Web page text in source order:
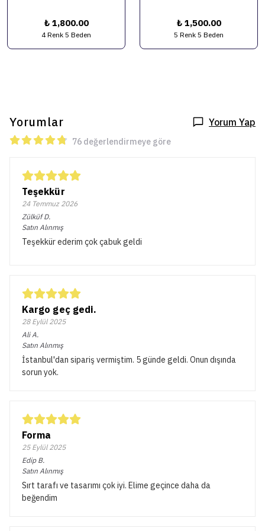
₺ 1,800.00
4 Renk 5 Beden
₺ 1,500.00
5 Renk 5 Beden
Yorumlar Yorum Yap
76 değerlendirmeye göre
Teşekkür
24 Temmuz 2026
Zülküf D.
Satın Alınmış
Teşekkür ederim çok çabuk geldi
Kargo geç gedi.
28 Eylül 2025
Ali A.
Satın Alınmış
İstanbul'dan sipariş vermiştim. 5 günde geldi. Onun dışında
sorun yok.
Forma
25 Eylül 2025
Edip B.
Satın Alınmış
Sırt tarafı ve tasarımı çok iyi. Elime geçince daha da
beğendim